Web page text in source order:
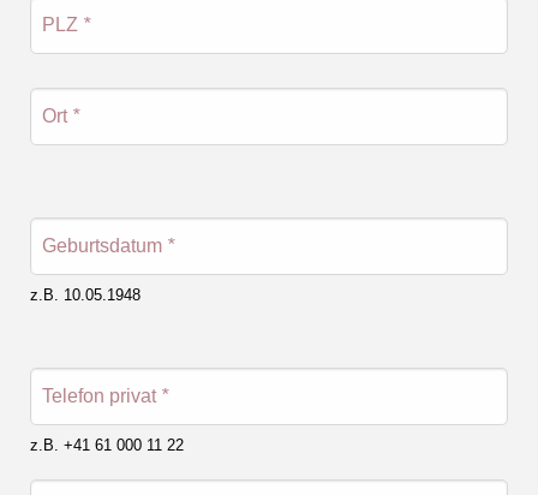
PLZ *
Ort *
Geburtsdatum *
z.B. 10.05.1948
Telefon privat *
z.B. +41 61 000 11 22